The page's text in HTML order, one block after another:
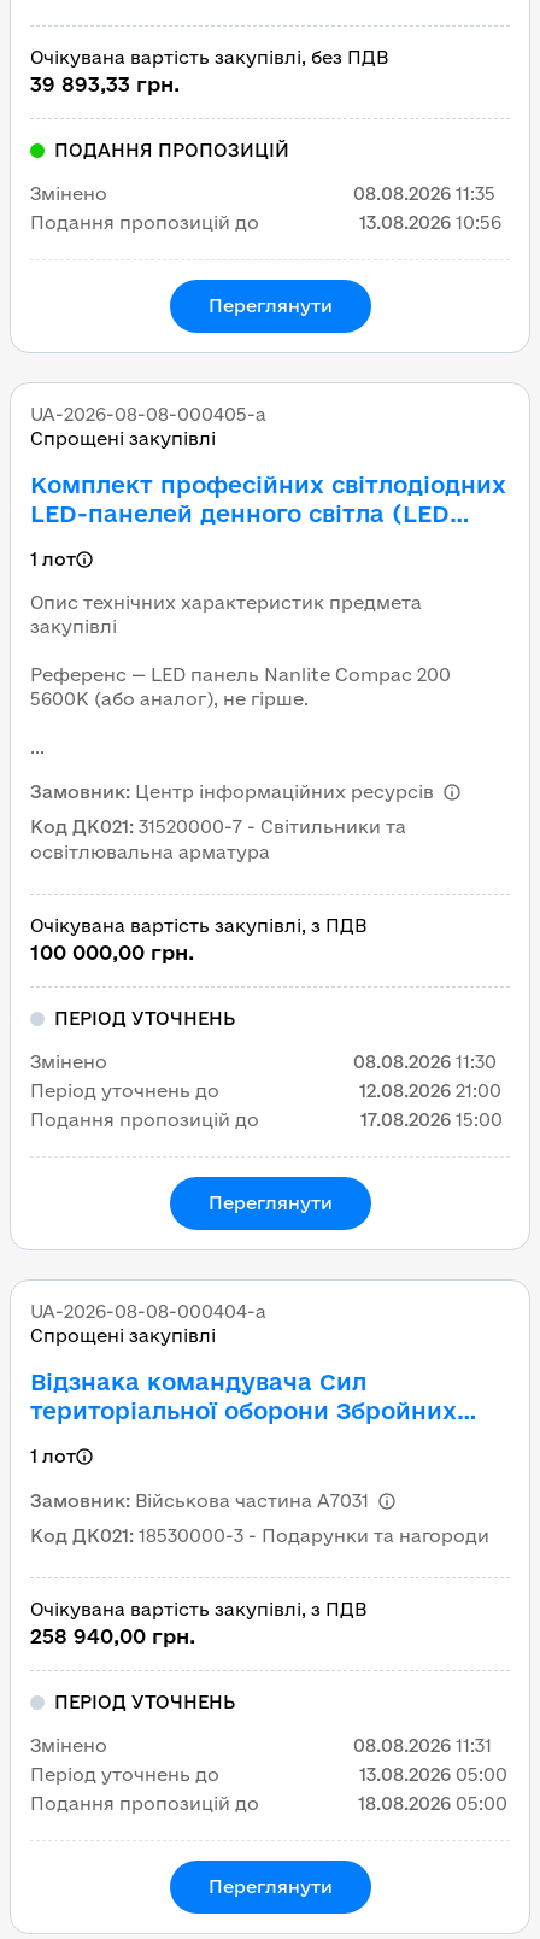
Очікувана вартість закупівлі, без ПДВ
39 893,33 грн.
ПОДАННЯ ПРОПОЗИЦІЙ
Змінено 08.08.2026 11:35
Подання пропозицій до
13.08.2026 10:56
Переглянути
UA-2026-08-08-000405-a
Спрощені закупівлі
Комплект професійних світлодіодних
LED-панелей денного світла (LED
або аналог)
1 лот
Опис технічних характеристик предмета
закупівлі
Референс — LED панель Nanlite Compac 200
5600K (або аналог), не гірше.
...
Замовник: Центр інформаційних ресурсів
Код ДК021: 31520000-7 - Світильники та
освітлювальна арматура
Очікувана вартість закупівлі, з ПДВ
100 000,00 грн.
ПЕРІОД УТОЧНЕНЬ
Змінено 08.08.2026 11:30
Період уточнень до
12.08.2026 21:00
Подання пропозицій до
17.08.2026 15:00
Переглянути
UA-2026-08-08-000404-a
Спрощені закупівлі
Відзнака командувача Сил
територіальної оборони Збройних
територіальної оборони”
1 лот
Замовник: Військова частина А7031
Код ДК021: 18530000-3 - Подарунки та нагороди
Очікувана вартість закупівлі, з ПДВ
258 940,00 грн.
ПЕРІОД УТОЧНЕНЬ
Змінено 08.08.2026 11:31
Період уточнень до
13.08.2026 05:00
Подання пропозицій до
18.08.2026 05:00
Переглянути